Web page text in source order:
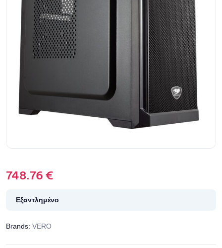
748.76 €
Εξαντλημένο
Brands: VERO